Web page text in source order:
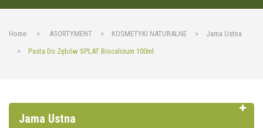
Home > ASORTYMENT > KOSMETYKI NATURALNE >
Jama Ustna
>
Pasta Do Zębów SPLAT Biocalcium 100ml
Jama Ustna